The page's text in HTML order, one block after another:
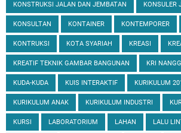
KONSTRUKSI JALAN DAN JEMBATAN KONSULER
KONSULTAN KONTAINER KONTEMPORER
KONTRUKSI KOTA SYARIAH KREASI
KREATIF TEKNIK GAMBAR BANGUNAN KRI
KUDA-KUDA KUIS INTERAKTIF KURIKULUM
KURIKULUM ANAK KURIKULUM INDUSTRI
KURSI LABORATORIUM LAHAN LALU